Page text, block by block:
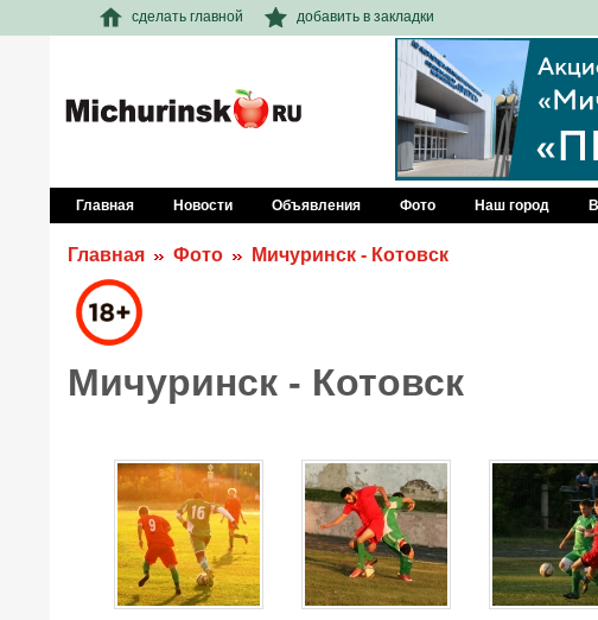
сделать главной добавить в закладки
Главная Новости Объявления Фото Наш город
Главная Фото Мичуринск - Котовск
Мичуринск - Котовск